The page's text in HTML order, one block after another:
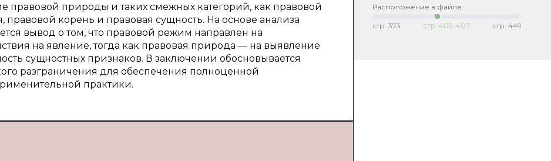
правовой природы и таких смежных категорий, как правовой
правовой корень и правовая сущность. На основе анализа
вывод о том, что правовой режим направлен на
на явление, тогда как правовая природа — на выявление
сущностных признаков. В заключении обосновывается
разграничения для обеспечения полноценной
практики.
Расположение в файле:
стр. 373 стр. 405-407 стр. 449